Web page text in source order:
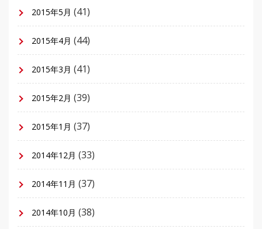
2015年5月 (41)
2015年4月 (44)
2015年3月 (41)
2015年2月 (39)
2015年1月 (37)
2014年12月 (33)
2014年11月 (37)
2014年10月 (38)